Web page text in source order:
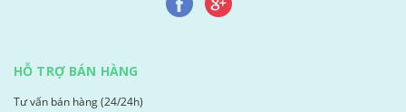
HỖ TRỢ BÁN HÀNG
Tư vấn bán hàng (24/24h)